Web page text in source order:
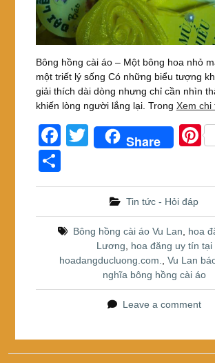
Bông hồng cài áo – Một bông hoa nhỏ
một triết lý sống Có những biểu tượng
giải thích dài dòng nhưng chỉ cần nhìn
khiến lòng người lắng lại. Trong Xem chi
F
a
c
b
o
k
T
tt
Share
Pi
h
e
Tin tức - Hỏi đáp
Bông hồng cài áo Vu Lan, hoa
Lương, hoa đăng uy tín tại
hoadangducluong.com.,Vu Lan
nghĩa bông hồng cài áo
Leave a comment